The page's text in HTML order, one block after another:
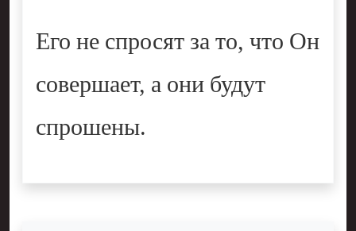
Его не спросят за то, что Он
совершает, а они будут
спрошены.